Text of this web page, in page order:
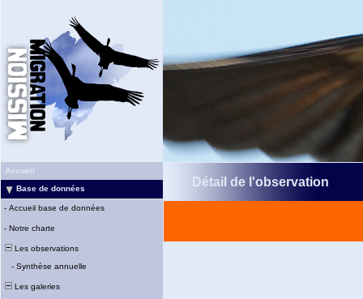
Accueil
Base de données
- Accueil base de données
- Notre charte
Les observations
- Synthèse annuelle
Les galeries
Détail de l'observation